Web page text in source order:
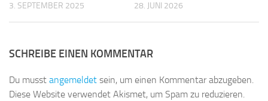
3. SEPTEMBER 2025 28. JUNI 2026
SCHREIBE EINEN KOMMENTAR
Du musst angemeldet sein, um einen Kommentar abzugeben.
Diese Website verwendet Akismet, um Spam zu reduzieren.